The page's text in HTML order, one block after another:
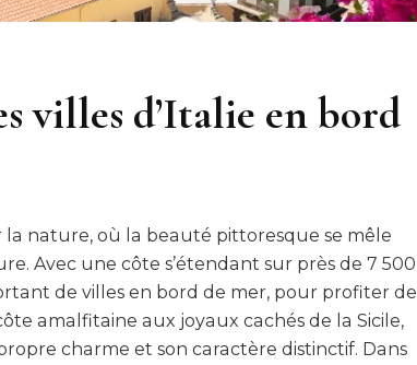
villes d’Italie en bord
nature, où la beauté pittoresque se mêle
Avec une côte s’étendant sur près de 7 500
de villes en bord de mer, pour profiter de
amalfitaine aux joyaux cachés de la Sicile,
charme et son caractère distinctif. Dans